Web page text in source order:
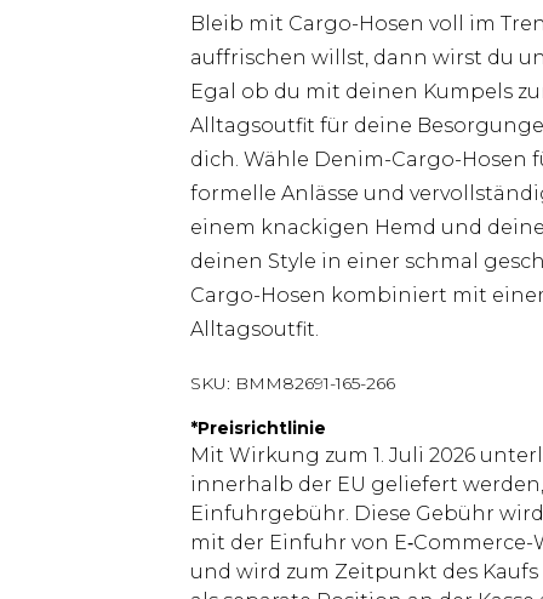
Bleib mit Cargo-Hosen voll im
auffrischen willst, dann wirst du
Egal ob du mit deinen Kumpels
Alltagsoutfit für deine
dich. Wähle Denim-Cargo-Hosen
formelle Anlässe und
einem knackigen Hemd und
deinen Style in einer schmal
Cargo-Hosen kombiniert mit
Alltagsoutfit.
SKU: BMM82691-165-266
*Preisrichtlinie
Mit Wirkung zum 1. Juli 2026
innerhalb der EU geliefert
Einfuhrgebühr. Diese Gebühr
mit der Einfuhr von
und wird zum Zeitpunkt des